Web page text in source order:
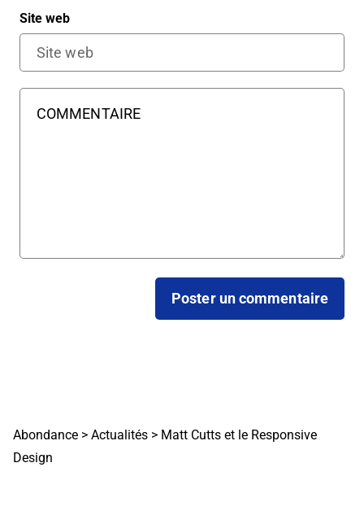
Site web
Abondance > Actualités > Matt Cutts et le Responsive
Design